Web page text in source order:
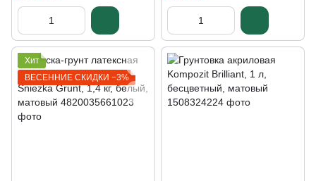
Хит
ВЕСЕННИЕ СКИДКИ −3%